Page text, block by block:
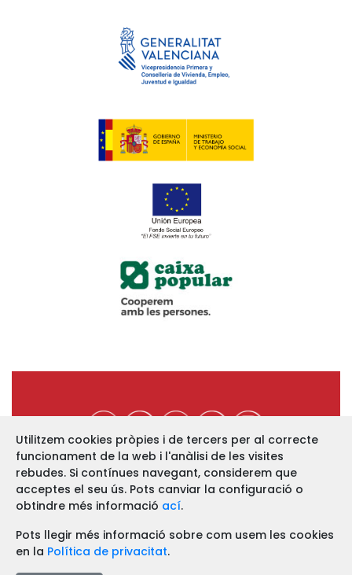
https://www.ucev.coop
C/ Arquebisbe Majoral, 11-B
46002 VALÈNCIA
Telf. 963 52 13 86 Fax. 963 51 12 68
Avís legal
Utilitzem cookies pròpies i de tercers per al correcte
funcionament de la web i l'anàlisi de les visites
rebudes. Si contínues navegant, considerem que
acceptes el seu ús. Pots canviar la configuració o
obtindre més informació ací.
Pots llegir més informació sobre com usem les cookies
en la Política de privacitat.